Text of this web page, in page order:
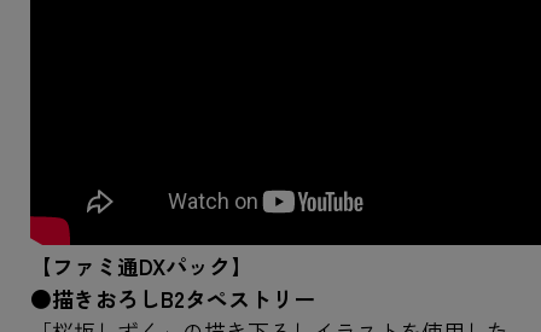
【ファミ通DXパック】
●描きおろしB2タペストリー